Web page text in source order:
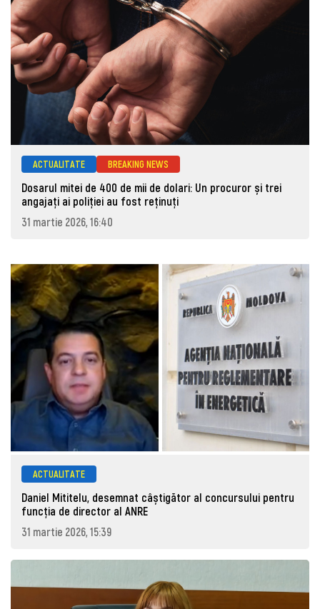
ACTUALITATE BREAKING NEWS
Dosarul mitei de 400 de mii de dolari: Un procuror și trei
angajați ai poliției au fost reținuți
31 martie 2026, 16:40
ACTUALITATE
Daniel Mititelu, desemnat câștigător al concursului pentru
funcția de director al ANRE
31 martie 2026, 15:39